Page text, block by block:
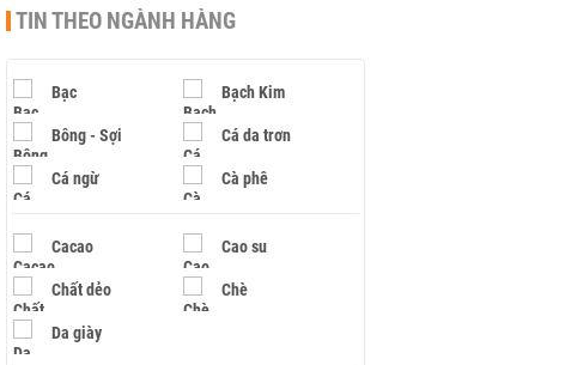
TIN THEO NGÀNH HÀNG
Bạc Bạch Kim
Bông - Sợi Cá da trơn
Cá ngừ Cà phê
Cacao Cao su
Chất dẻo Chè
Da giày